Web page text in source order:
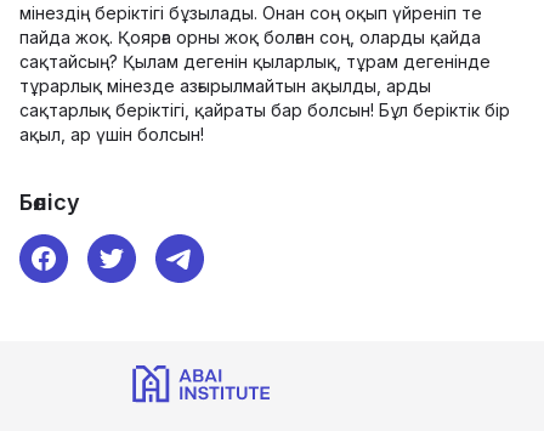
мінездің беріктігі бұзылады. Онан соң оқып үйреніп те
пайда жоқ. Қоярға орны жоқ болған соң, оларды қайда
сақтайсың? Қылам дегенін қыларлық, тұрам дегенінде
тұрарлық мінезде азғырылмайтын ақылды, арды
сақтарлық беріктігі, қайраты бар болсын! Бұл беріктік бір
ақыл, ар үшін болсын!
Бөлісу